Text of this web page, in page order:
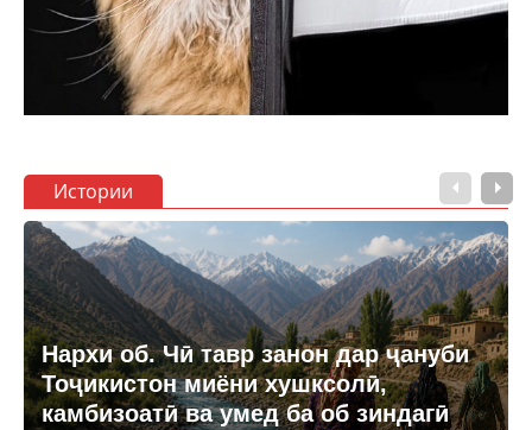
Истории
Нархи об. Чӣ тавр занон дар ҷануби
Тоҷикистон миёни хушксолӣ,
камбизоатӣ ва умед ба об зиндагӣ